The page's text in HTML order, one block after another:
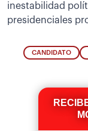
inestabilidad
presidenciales
CANDIDATO